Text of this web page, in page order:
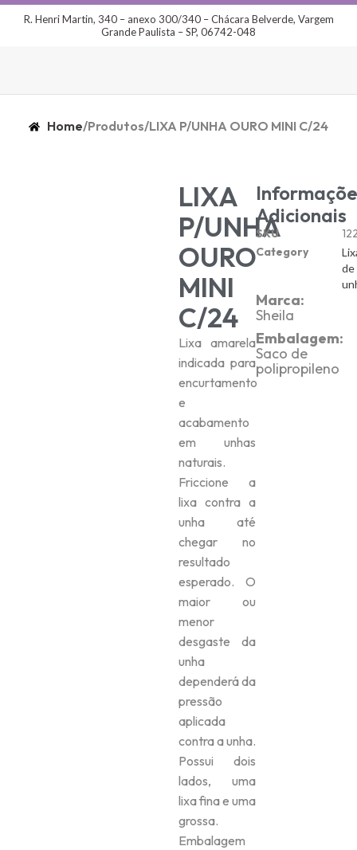
R. Henri Martin, 340 – anexo 300/340 – Chácara Belverde, Vargem
Grande Paulista – SP, 06742-048
Home/Produtos/LIXA P/UNHA OURO MINI C/24
LIXA
P/UNHA
OURO
MINI
C/24
Lixa amarela
indicada para
encurtamento
e
acabamento
em unhas
naturais.
Friccione a
lixa contra a
unha até
chegar no
resultado
esperado. O
maior ou
menor
desgaste da
unha
dependerá da
pressão
aplicada
contra a unha.
Possui dois
lados, uma
lixa fina e uma
grossa.
Embalagem
Adicionais
SKU
Category
de
Marca:
Sheila
Embalagem:
Saco de
polipropileno